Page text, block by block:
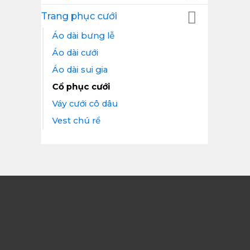
Trang phục cưới
Áo dài bưng lễ
Áo dài cưới
Áo dài sui gia
Cổ phục cưới
Váy cưới cô dâu
Vest chú rể